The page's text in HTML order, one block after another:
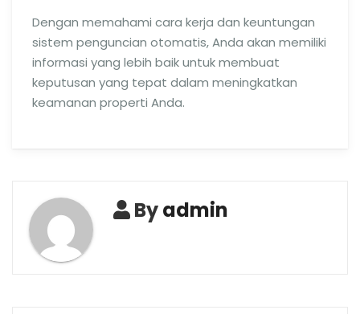
Dengan memahami cara kerja dan keuntungan
sistem penguncian otomatis, Anda akan memiliki
informasi yang lebih baik untuk membuat
keputusan yang tepat dalam meningkatkan
keamanan properti Anda.
Byadmin